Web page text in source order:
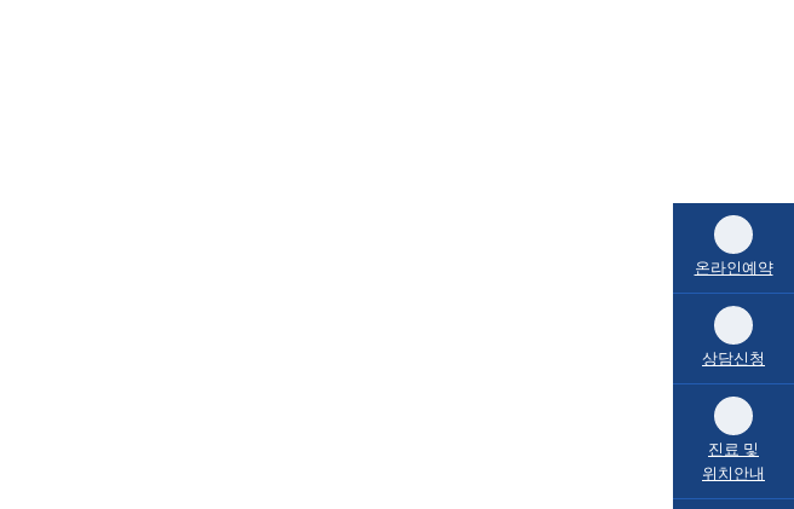
온라인예약
상담신청
진료 및
위치안내